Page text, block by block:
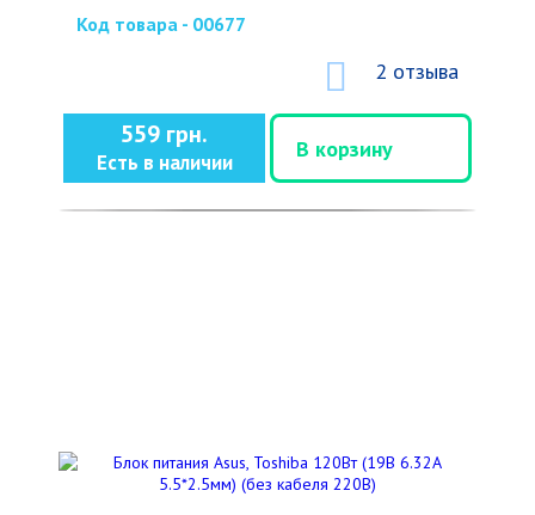
Код товара - 00677
2 отзыва
559 грн.
Есть в наличии
В корзину